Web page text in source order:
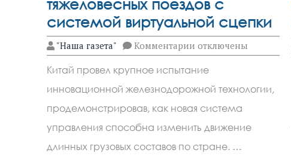
тяжеловесных поездов с
системой виртуальной сцепки
"Наша газета" Комментариик
записи
провел
первое
в
мире
испытание
группы
тяжеловесных
поездов
отключены
Китай провел крупное испытание
инновационной железнодорожной технологии,
продемонстрировав, как новая система
управления способна изменить движение
длинных грузовых составов по стране. …